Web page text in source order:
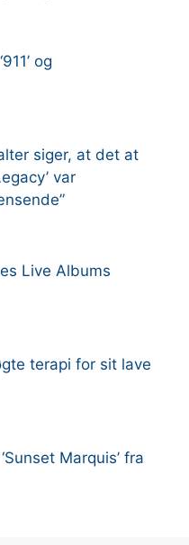
og
siger, at det at
var
Live Albums
terapi for sit lave
Marquis’ fra